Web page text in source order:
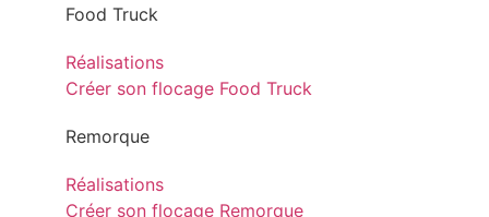
Food Truck
Réalisations
Créer son flocage Food Truck
Remorque
Réalisations
Créer son flocage Remorque